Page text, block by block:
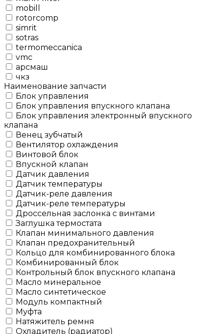
mobill
rotorcomp
simrit
sotras
termomeccanica
vmc
арсмаш
чкз
Наименование запчасти
Блок управления
Блок управления впускного клапана
Блок управления электронный впускного
клапана
Венец зубчатый
Вентилятор охлаждения
Винтовой блок
Впускной клапан
Датчик давления
Датчик температуры
Датчик-реле давления
Датчик-реле температуры
Дроссельная заслонка с винтами
Заглушка термостата
Клапан минимального давления
Клапан предохранительный
Кольцо для комбинированного блока
Комбинированный блок
Контрольный блок впускного клапана
Масло минеральное
Масло синтетическое
Модуль компактный
Муфта
Натяжитель ремня
Охладитель (радиатор)